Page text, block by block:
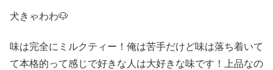
犬きゃわわ🐶
味は完全にミルクティー！俺は苦手だけど味は落ち着いて
て本格的って感じで好きな人は大好きな味です！上品なの